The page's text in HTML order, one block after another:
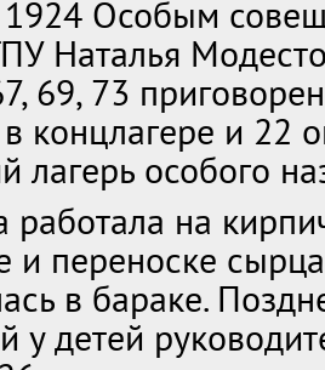
1924 Особым
Наталья
69, 73
концлагере и 22
лагерь особого
работала на
и переноске
в бараке.
у детей